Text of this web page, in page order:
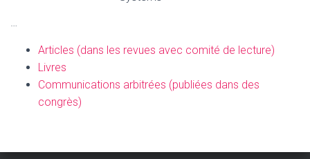
…
Articles (dans les revues avec comité de lecture)
Livres
Communications arbitrées (publiées dans des
congrès)